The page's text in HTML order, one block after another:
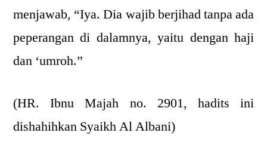
menjawab, “Iya. Dia wajib berjihad tanpa ada
peperangan di dalamnya, yaitu dengan haji
dan ‘umroh.”
(HR. Ibnu Majah no. 2901, hadits ini
dishahihkan Syaikh Al Albani)